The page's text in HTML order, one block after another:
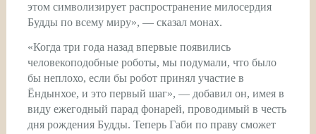
этом символизирует распространение милосердия
Будды по всему миру», — сказал монах.
«Когда три года назад впервые появились
человекоподобные роботы, мы подумали, что было
бы неплохо, если бы робот принял участие в
Ёндынхое, и это первый шаг», — добавил он, имея в
виду ежегодный парад фонарей, проводимый в честь
дня рождения Будды. Теперь Габи по праву сможет